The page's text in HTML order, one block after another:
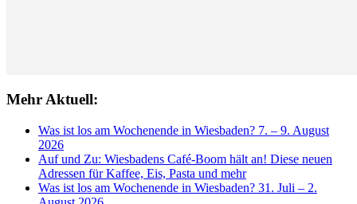
Mehr Aktuell:
Was ist los am Wochenende in Wiesbaden? 7. – 9. August
2026
Auf und Zu: Wiesbadens Café-Boom hält an! Diese neuen
Adressen für Kaffee, Eis, Pasta und mehr
Was ist los am Wochenende in Wiesbaden? 31. Juli – 2.